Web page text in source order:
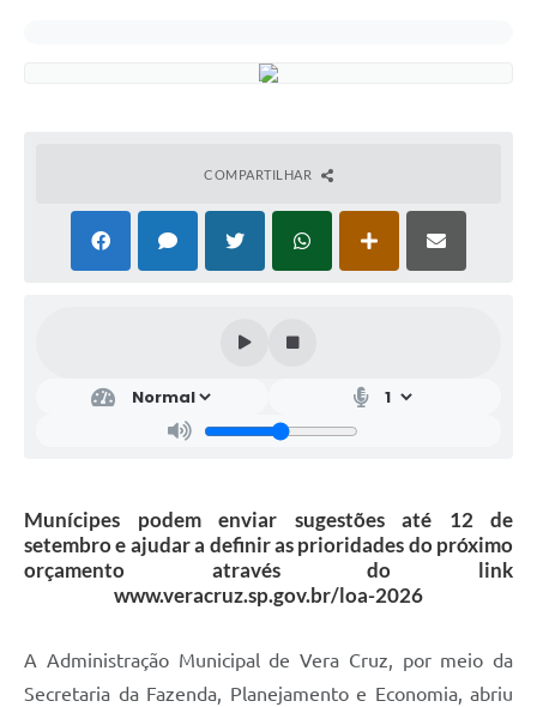
COMPARTILHAR
Munícipes podem enviar sugestões até 12 de
setembro e ajudar a definir as prioridades do próximo
orçamento através do link
www.veracruz.sp.gov.br/loa-2026
A Administração Municipal de Vera Cruz, por meio da
Secretaria da Fazenda, Planejamento e Economia, abriu